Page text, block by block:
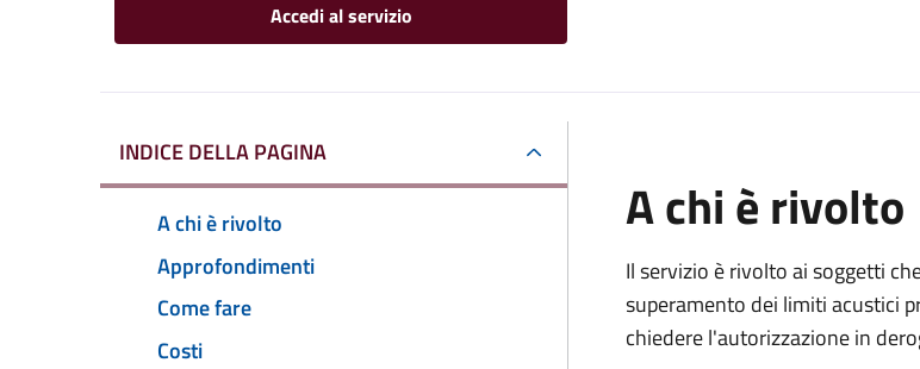
Accedi al servizio
INDICE DELLA PAGINA
A chi è rivolto
Approfondimenti
Come fare
Costi
A chi è rivolto
Il servizio è rivolto ai soggetti
superamento dei limiti acustici
chiedere l'autorizzazione in